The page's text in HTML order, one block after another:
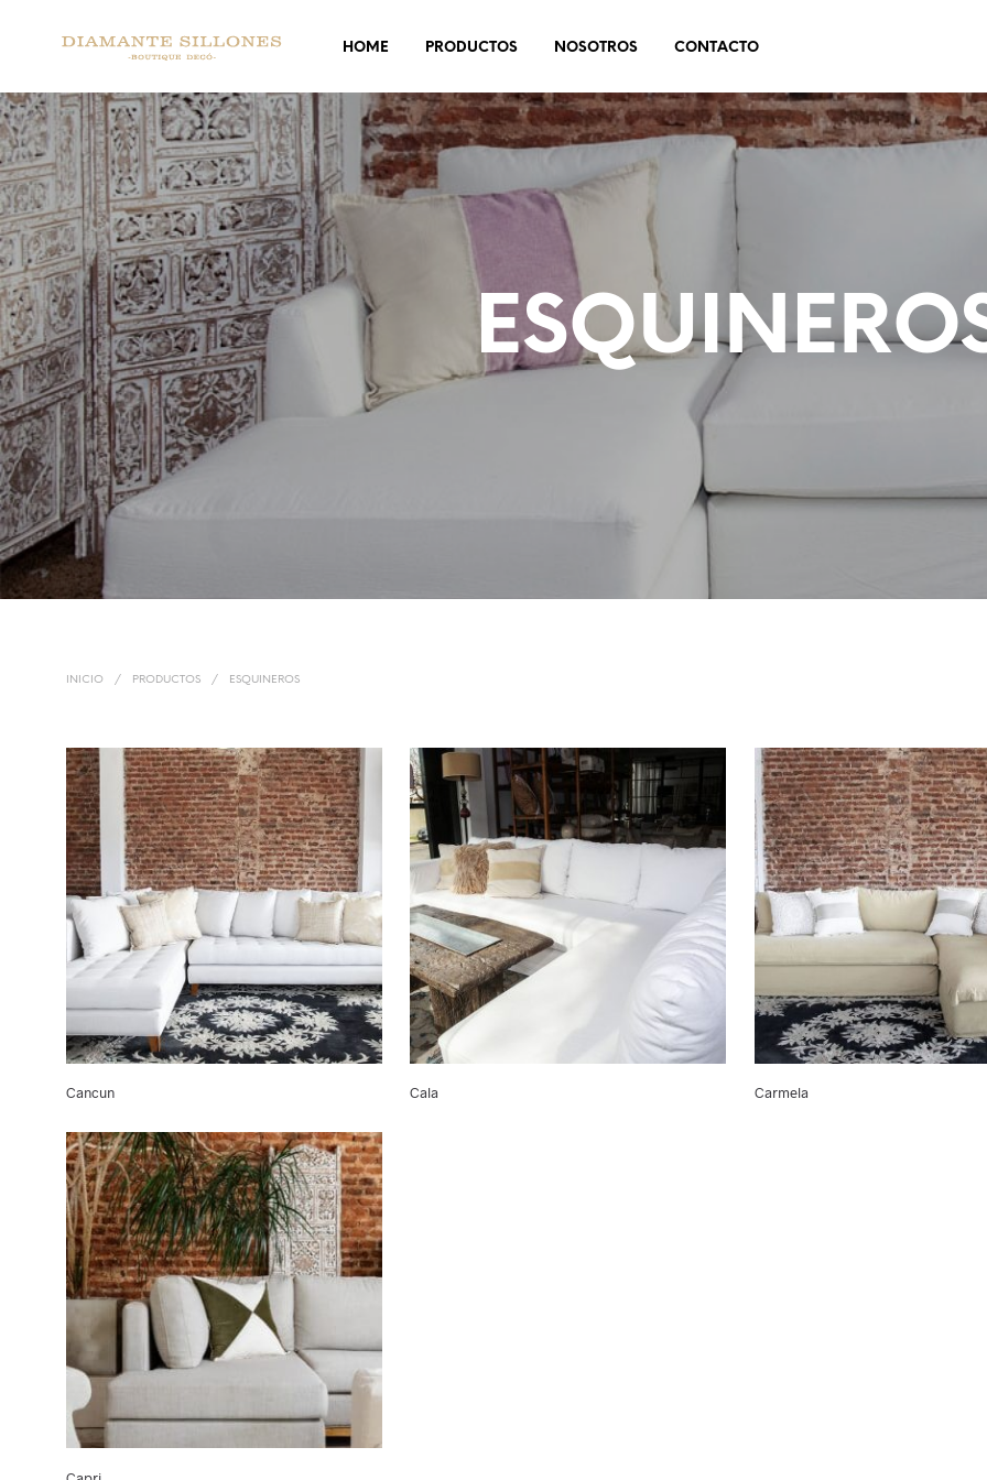
HOME PRODUCTOS NOSOTROS CONTACTO
INICIO / PRODUCTOS / ESQUINEROS
Cancun Cala Carmela